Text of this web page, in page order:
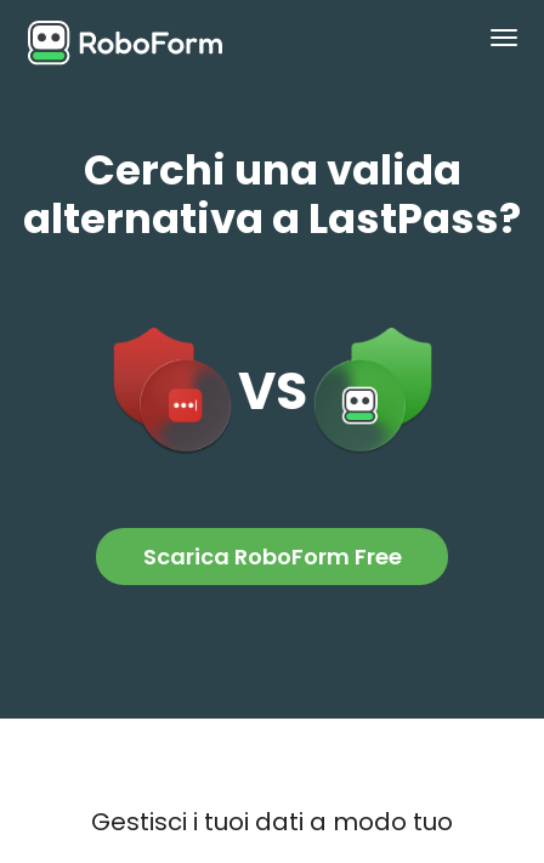
BUSINESS
PIANI
Acquista ora
Cerchi una valida
alternativa a LastPass?
VS
Scarica RoboForm Free
Gestisci i tuoi dati a modo tuo